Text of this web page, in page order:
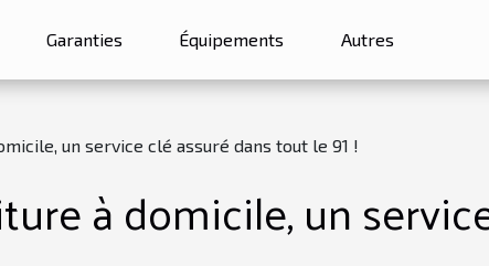
Garanties Équipements Autres
un service clé assuré dans tout le 91 !
à domicile, un